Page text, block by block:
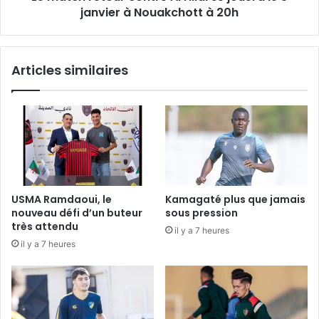
20h
janvier à Nouakchott à 20h
Articles similaires
USMA Ramdaoui, le
nouveau défi d’un buteur
très attendu
il y a 7 heures
Kamagaté plus que jamais
sous pression
il y a 7 heures